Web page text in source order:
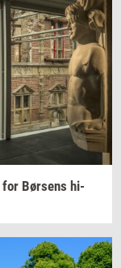
for Bør­sens hi­